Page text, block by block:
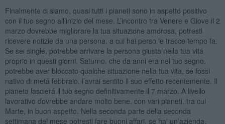
Finalmente ci siamo, quasi tutti i pianeti sono in aspetto positivo
con il tuo segno all’inizio del mese. L’incontro tra Venere e Giove il 2
marzo dovrebbe migliorare la tua situazione amorosa, potresti
ricevere notizie da una persona, a cui hai perso le tracce tempo fa.
Se sei single, potrebbe arrivare la persona giusta nella tua vita
proprio in questi giorni. Saturno, che da anni era nel tuo segno,
potrebbe aver bloccato qualche situazione nella tua vita, se fossi
nativo di metá febbraio, l’avrai sentito il suo effetto recentemente. Il
pianeta lascierá il tuo segno definitivamente il 7 marzo. A livello
lavorativo dovrebbe andare molto bene, con vari pianeti, tra cui
Marte, in buon aspetto. Nella seconda parte della seconda
settimana del mese potresti fare buoni affari, se hai un’azienda.